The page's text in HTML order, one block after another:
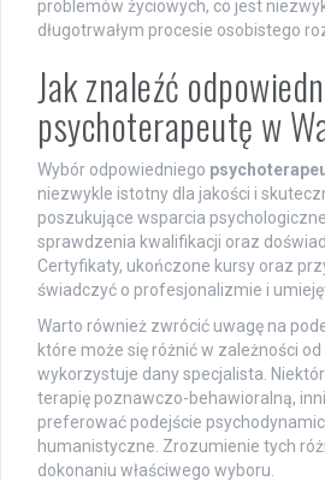
problemów życiowych, co jest
długotrwałym procesie osobistego
Jak znaleźć
psychoterapeutę w
Wybór odpowiedniego
niezwykle istotny dla jakości i
poszukujące wsparcia
sprawdzenia kwalifikacji oraz
Certyfikaty, ukończone kursy oraz
świadczyć o profesjonalizmie i
Warto również zwrócić uwagę na
które może się różnić w zależności
wykorzystuje dany specjalista.
terapię poznawczo-behawioralną,
preferować podejście
humanistyczne. Zrozumienie tych
dokonaniu właściwego wyboru.